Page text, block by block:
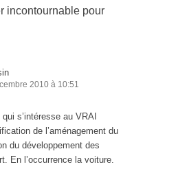
incontournable pour
2010 à 10:51
s’intéresse au VRAI
de l’aménagement du
du développement des
En l’occurrence la voiture.